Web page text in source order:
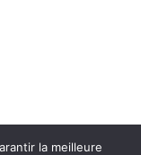
la meilleure